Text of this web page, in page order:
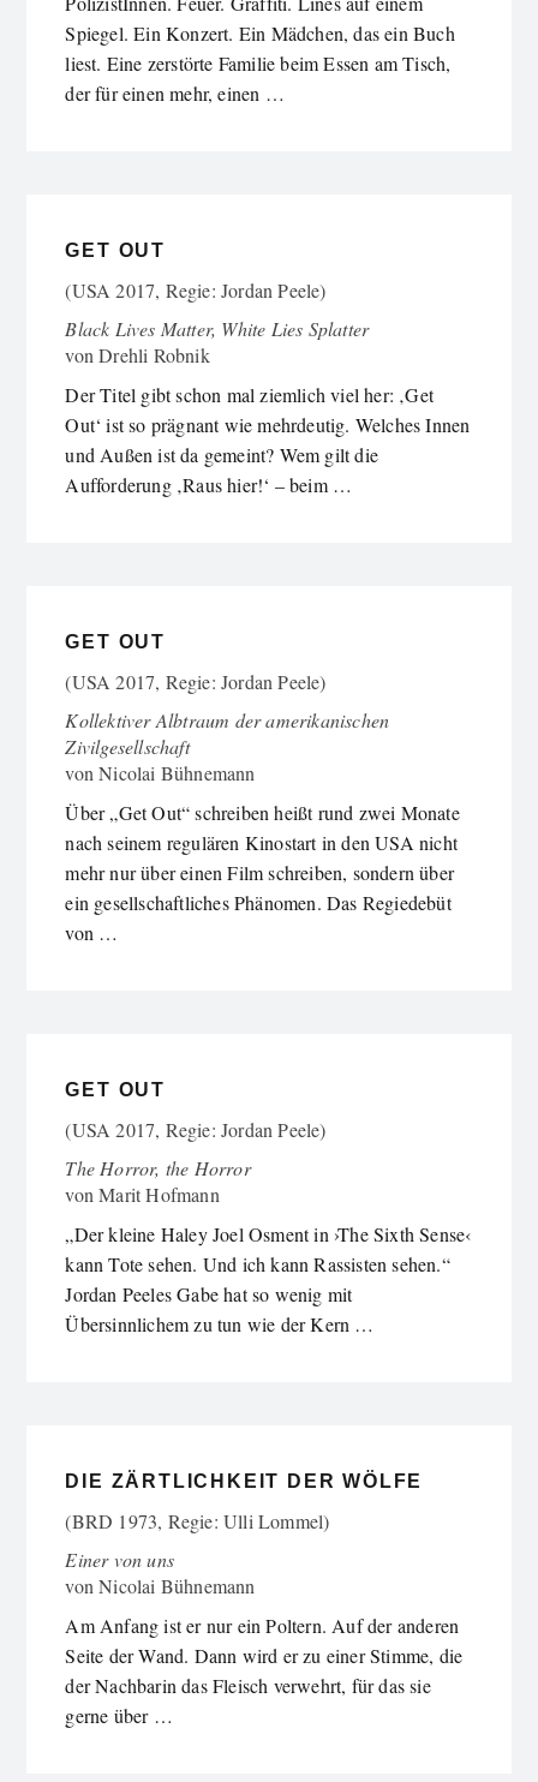
Spiegel. Ein Konzert. Ein Mädchen, das ein Buch
liest. Eine zerstörte Familie beim Essen am Tisch,
der für einen mehr, einen …
GET OUT
(USA 2017, Regie: Jordan Peele)
Black Lives Matter, White Lies Splatter
vonDrehli Robnik
Der Titel gibt schon mal ziemlich viel her: ‚Get
Out‘ ist so prägnant wie mehrdeutig. Welches Innen
und Außen ist da gemeint? Wem gilt die
Aufforderung ‚Raus hier!‘ – beim …
GET OUT
(USA 2017, Regie: Jordan Peele)
Kollektiver Albtraum der amerikanischen
Zivilgesellschaft
vonNicolai Bühnemann
Über „Get Out“ schreiben heißt rund zwei Monate
nach seinem regulären Kinostart in den USA nicht
mehr nur über einen Film schreiben, sondern über
ein gesellschaftliches Phänomen. Das Regiedebüt
von …
GET OUT
(USA 2017, Regie: Jordan Peele)
The Horror, the Horror
vonMarit Hofmann
„Der kleine Haley Joel Osment in ›The Sixth Sense‹
kann Tote sehen. Und ich kann Rassisten sehen.“
Jordan Peeles Gabe hat so wenig mit
Übersinnlichem zu tun wie der Kern …
DIE ZÄRTLICHKEIT DER WÖLFE
(BRD 1973, Regie: Ulli Lommel)
Einer von uns
vonNicolai Bühnemann
Am Anfang ist er nur ein Poltern. Auf der anderen
Seite der Wand. Dann wird er zu einer Stimme, die
der Nachbarin das Fleisch verwehrt, für das sie
gerne über …